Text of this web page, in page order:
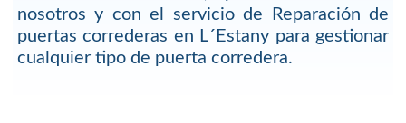
nosotros y con el servicio de Reparación de
puertas correderas en L´Estany para gestionar
cualquier tipo de puerta corredera.